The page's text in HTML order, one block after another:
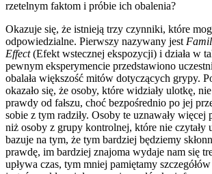
rzetelnym faktom i próbie ich obalenia?
Okazuje się, że istnieją trzy czynniki, które
odpowiedzialne. Pierwszy nazywany jest
Effect(Efekt wstecznej ekspozycji) i działa w
pewnym eksperymencie przedstawiono
obalała większość mitów dotyczących grypy.
okazało się, że osoby, które widziały ulotkę,
prawdy od fałszu, choć bezpośrednio po jej
sobie z tym radziły. Osoby te uznawały więcej
niż osoby z grupy kontrolnej, które nie czytały
bazuje na tym, że tym bardziej będziemy
prawdę, im bardziej znajoma wydaje nam się
upływa czas, tym mniej pamiętamy